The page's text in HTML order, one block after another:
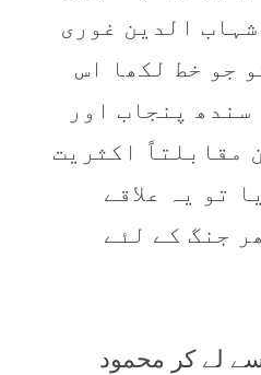
الدین غوری
جو خط لکھا اس
پنجاب اور
مقابلتاً اکثریت
تو یہ علاقے
جنگ کے لئے
لے کر محمود